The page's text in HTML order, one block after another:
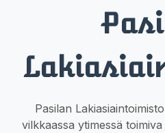
Pasilan
vilkkaassa ytimessä